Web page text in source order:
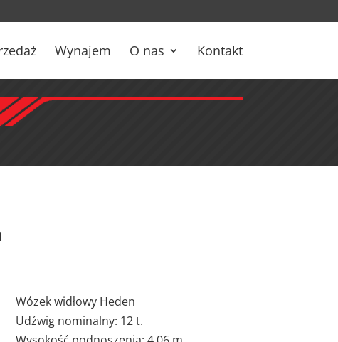
Wynajem O nas Kontakt
Wózek widłowy Heden
Udźwig nominalny: 12 t.